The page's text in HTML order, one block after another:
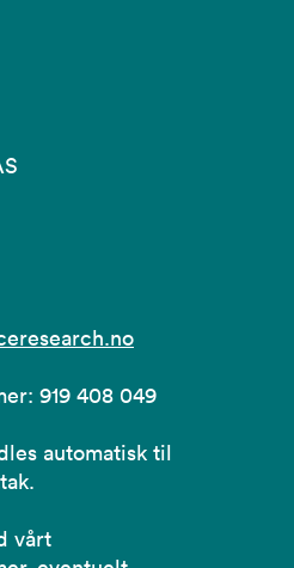
919 408 049
automatisk til
vårt